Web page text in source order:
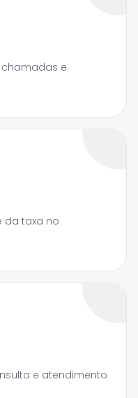
chamadas e
da taxa no
e atendimento